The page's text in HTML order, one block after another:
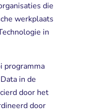
die
werkplaats
in
programma
in de
door het
door